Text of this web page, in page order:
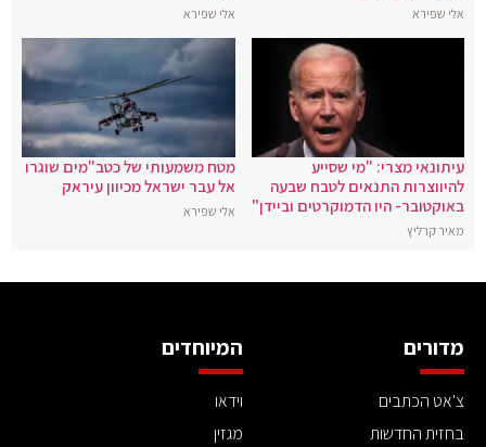
אלי שפירא אלי שפירא
עיתונאי מצרי: "מי שסייע
להיווצרות התנאים לטבח שבעה
באוקטובר- היו הדמוקרטים וביידן"
מאיר קרליץ
מטח משמעותי של כטב"מים שוגרו
אל עבר ישראל מכיוון עיראק
אלי שפירא
מדורים
צ'אט הכתבים
בחזית החדשות
המיוחדים
וידאו
מגזין